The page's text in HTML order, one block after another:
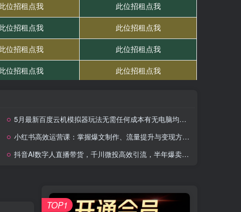
5月最新百度云机模拟器玩法无需任何成本有无电脑均可操作单号月收益2张+保底收入
小红书高效运营课：掌握爆文制作、流量提升与变现方法，轻松实现盈利
抖音AI数字人直播带货，千川微投高效引流，半年爆卖几十万单
TOP1